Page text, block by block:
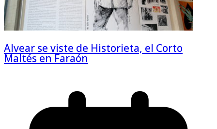
Alvear se viste de Historieta, el Corto
Maltés en Faraón